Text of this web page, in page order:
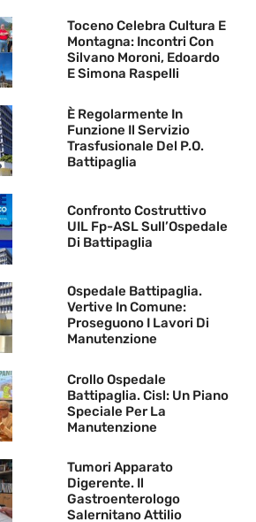
Toceno Celebra Cultura E
Montagna: Incontri Con
Silvano Moroni, Edoardo
E Simona Raspelli
È Regolarmente In
Funzione Il Servizio
Trasfusionale Del P.O.
Battipaglia
Confronto Costruttivo
UIL Fp-ASL Sull’Ospedale
Di Battipaglia
Ospedale Battipaglia.
Vertive In Comune:
Proseguono I Lavori Di
Manutenzione
Crollo Ospedale
Battipaglia. Cisl: Un Piano
Speciale Per La
Manutenzione
Tumori Apparato
Digerente. Il
Gastroenterologo
Salernitano Attilio